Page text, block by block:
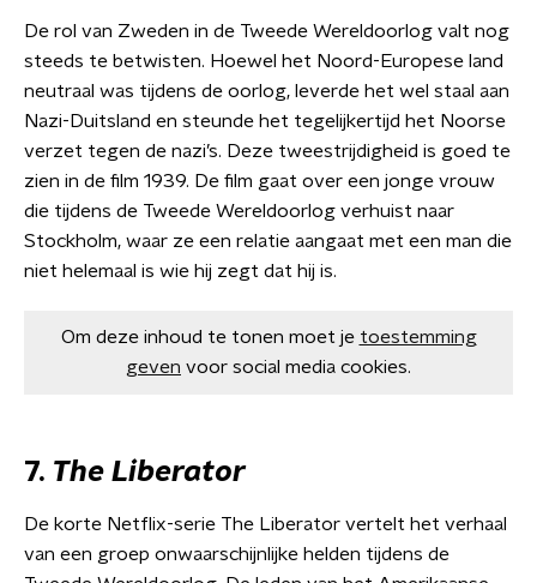
De rol van Zweden in de Tweede Wereldoorlog valt nog
steeds te betwisten. Hoewel het Noord-Europese land
neutraal was tijdens de oorlog, leverde het wel staal aan
Nazi-Duitsland en steunde het tegelijkertijd het Noorse
verzet tegen de nazi’s. Deze tweestrijdigheid is goed te
zien in de film 1939. De film gaat over een jonge vrouw
die tijdens de Tweede Wereldoorlog verhuist naar
Stockholm, waar ze een relatie aangaat met een man die
niet helemaal is wie hij zegt dat hij is.
Om deze inhoud te tonen moet je toestemming
geven voor social media cookies.
7. The Liberator
De korte Netflix-serie The Liberator vertelt het verhaal
van een groep onwaarschijnlijke helden tijdens de